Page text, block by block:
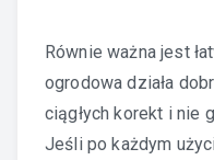
Równie ważna jest
ogrodowa działa
ciągłych korekt i nie
Jeśli po każdym